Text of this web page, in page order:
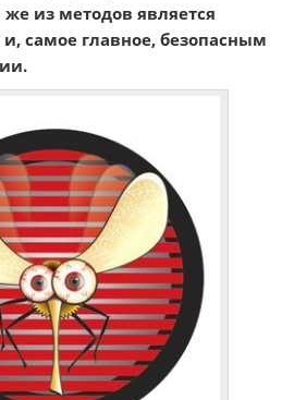
же из методов является
самое главное, безопасным